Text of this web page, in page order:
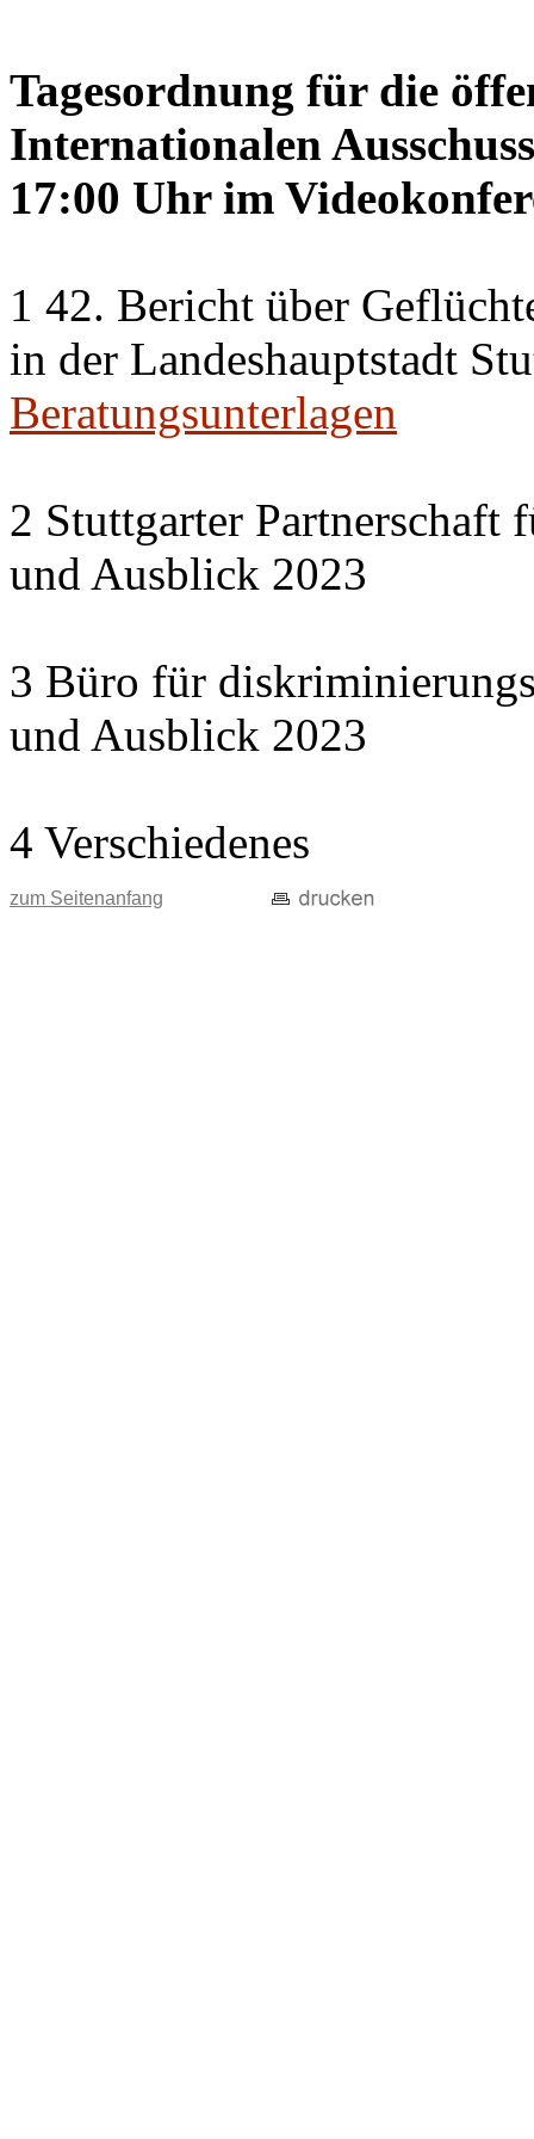
Tagesordnung für die
Internationalen
17:00 Uhr im
1 42. Bericht über
in der Landeshauptstadt
Beratungsunterlagen
2 Stuttgarter Partnerschaft
und Ausblick 2023
3 Büro für
und Ausblick 2023
4 Verschiedenes
zum Seitenanfang